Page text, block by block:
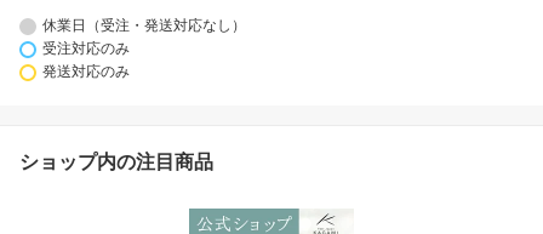
休業日（受注・発送対応なし）
受注対応のみ
発送対応のみ
ショップ内の注目商品